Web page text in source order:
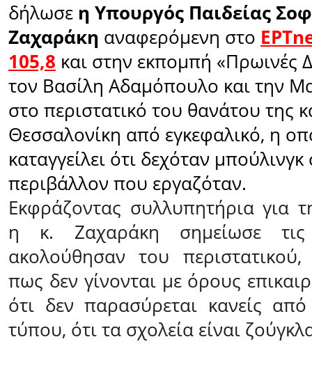
δήλωσε η Υπουργός Παιδείας
Ζαχαράκη αναφερόμενη στο
105,8 και στην εκπομπή «Πρωινές
τον Βασίλη Αδαμόπουλο και την
στο περιστατικό του θανάτου της
Θεσσαλονίκη από εγκεφαλικό, η
καταγγείλει ότι δεχόταν
περιβάλλον που εργαζόταν.
Εκφράζοντας συλλυπητήρια για
η κ. Ζαχαράκη σημείωσε τις
ακολούθησαν του περιστατικού,
πως δεν γίνονται με όρους
ότι δεν παρασύρεται κανείς
τύπου, ότι τα σχολεία είναι